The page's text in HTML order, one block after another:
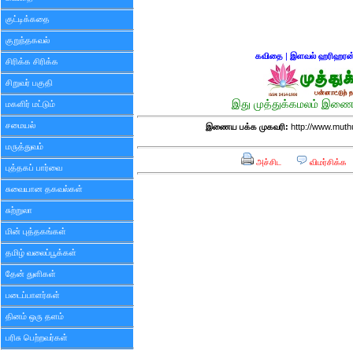
குட்டிக்கதை
குறுந்தகவல்
சிரிக்க சிரிக்க
சிறுவர் பகுதி
மகளிர் மட்டும்
சமையல்
மருத்துவம்
புத்தகப் பார்வை
சுவையான தகவல்கள்
சுற்றுலா
மின் புத்தகங்கள்
தமிழ் வலைப்பூக்கள்
தேன் துளிகள்
படைப்பாளர்கள்
தினம் ஒரு தளம்
பரிசு பெற்றவர்கள்
கவிதை| இளவல்
இது முத்துக்கமலம்
இணைய பக்க முகவரி: http://
அச்சிட விமர்சிக்க